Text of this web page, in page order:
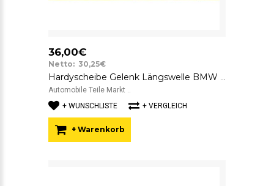
36,00€
Netto: 30,25€
Hardyscheibe Gelenk Längswelle BMW 7522027 SGF GAB01-023
Automobile Teile Markt ..
+ WUNSCHLISTE
+ VERGLEICH
+ Warenkorb